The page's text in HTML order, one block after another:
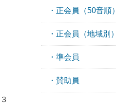
・正会員（50音順）
・正会員（地域別）
・準会員
・賛助員
３